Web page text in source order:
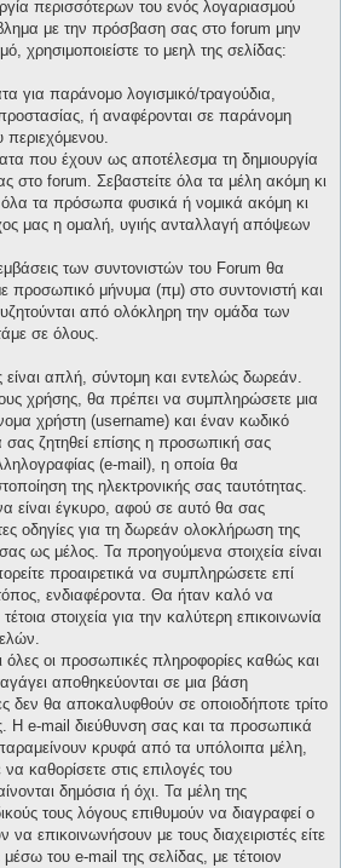
περισσότερων του ενός λογαριασμού
με την πρόσβαση σας στο forum μην
χρησιμοποιείστε το μεηλ της σελίδας:
για παράνομο λογισμικό/τραγούδια,
ή αναφέρονται σε παράνομη
που έχουν ως αποτέλεσμα τη δημιουργία
στο forum. Σεβαστείτε όλα τα μέλη ακόμη κι
όλα τα πρόσωπα φυσικά ή νομικά ακόμη κι
μας η ομαλή, υγιής ανταλλαγή απόψεων
των συντονιστών του Forum θα
προσωπικό μήνυμα (πμ) στο συντονιστή και
από ολόκληρη την ομάδα των
σε όλους.
είναι απλή, σύντομη και εντελώς δωρεάν.
χρήσης, θα πρέπει να συμπληρώσετε μια
χρήστη (username) και έναν κωδικό
ζητηθεί επίσης η προσωπική σας
(e-mail), η οποία θα
της ηλεκτρονικής σας ταυτότητας.
είναι έγκυρο, αφού σε αυτό θα σας
οδηγίες για τη δωρεάν ολοκλήρωση της
ως μέλος. Τα προηγούμενα στοιχεία είναι
προαιρετικά να συμπληρώσετε επί
ενδιαφέροντα. Θα ήταν καλό να
στοιχεία για την καλύτερη επικοινωνία
όλες οι προσωπικές πληροφορίες καθώς και
αποθηκεύονται σε μια βάση
δεν θα αποκαλυφθούν σε οποιοδήποτε τρίτο
Η e-mail διεύθυνση σας και τα προσωπικά
κρυφά από τα υπόλοιπα μέλη,
καθορίσετε στις επιλογές του
δημόσια ή όχι. Τα μέλη της
τους λόγους επιθυμούν να διαγραφεί ο
επικοινωνήσουν με τους διαχειριστές είτε
του e-mail της σελίδας, με τέτοιον